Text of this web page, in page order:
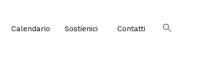
Calendario Sostienici Contatti